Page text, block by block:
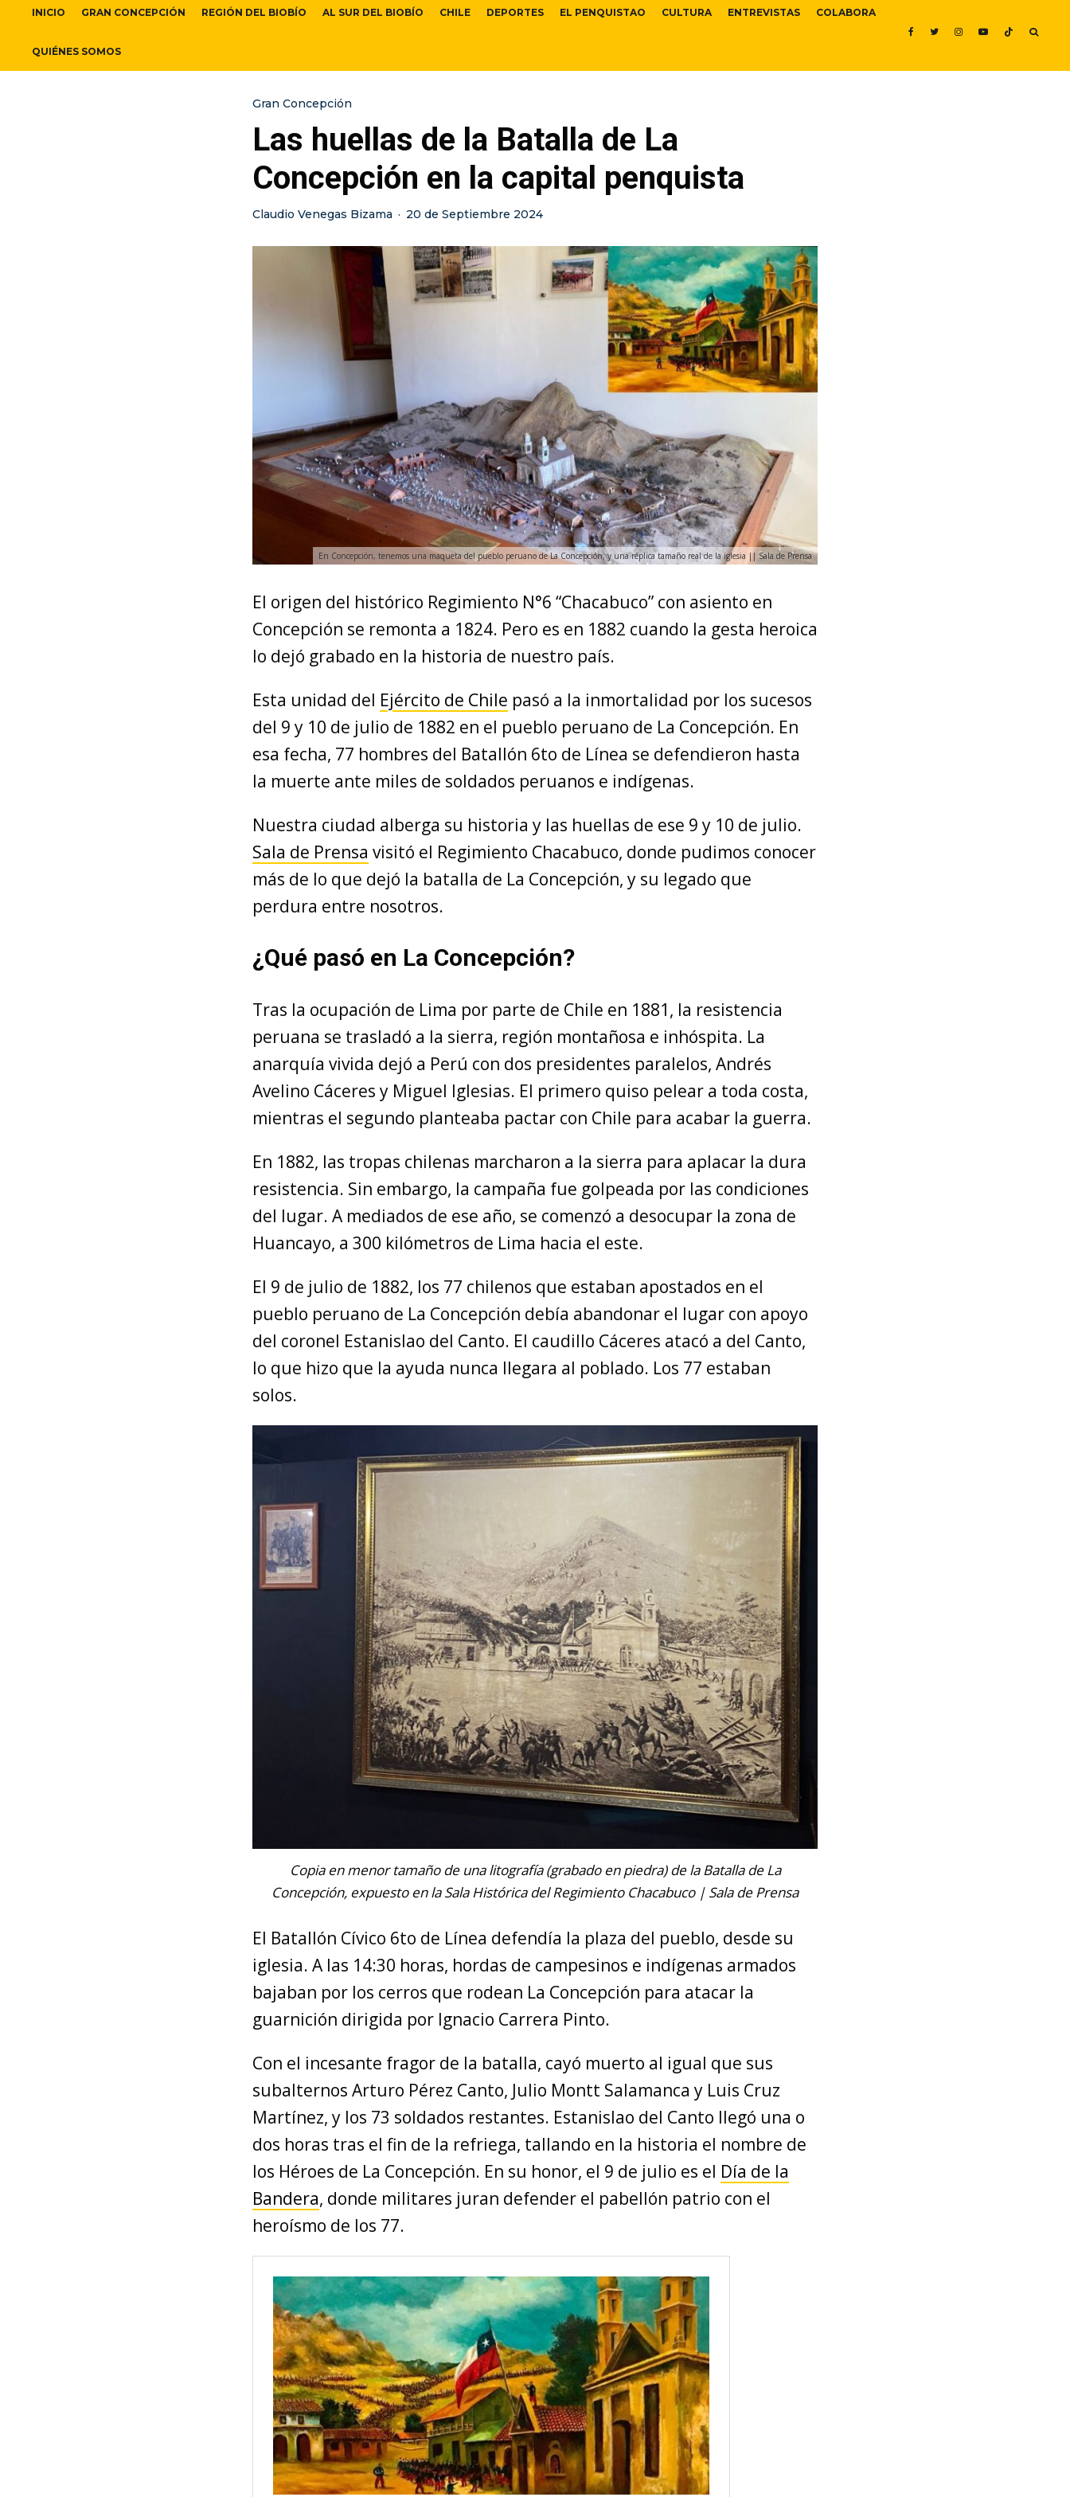
INICIO GRAN CONCEPCIÓN REGIÓN DEL BIOBÍO AL SUR DEL BIOBÍO CHILE DEPORTES EL PENQUISTAO CULTURA ENTREVISTAS COLABORA
QUIÉNES SOMOS
Gran Concepción
Las huellas de la Batalla de La
Concepción en la capital penquista
Claudio Venegas Bizama · 20 de Septiembre 2024
En Concepción, tenemos una maqueta del pueblo peruano de La Concepción, y una réplica tamaño real de la iglesia || Sala de Prensa
El origen del histórico Regimiento N°6 “Chacabuco” con asiento en
Concepción se remonta a 1824. Pero es en 1882 cuando la gesta heroica
lo dejó grabado en la historia de nuestro país.
Esta unidad del Ejército de Chile pasó a la inmortalidad por los sucesos
del 9 y 10 de julio de 1882 en el pueblo peruano de La Concepción. En
esa fecha, 77 hombres del Batallón 6to de Línea se defendieron hasta
la muerte ante miles de soldados peruanos e indígenas.
Nuestra ciudad alberga su historia y las huellas de ese 9 y 10 de julio.
Sala de Prensa visitó el Regimiento Chacabuco, donde pudimos conocer
más de lo que dejó la batalla de La Concepción, y su legado que
perdura entre nosotros.
¿Qué pasó en La Concepción?
Tras la ocupación de Lima por parte de Chile en 1881, la resistencia
peruana se trasladó a la sierra, región montañosa e inhóspita. La
anarquía vivida dejó a Perú con dos presidentes paralelos, Andrés
Avelino Cáceres y Miguel Iglesias. El primero quiso pelear a toda costa,
mientras el segundo planteaba pactar con Chile para acabar la guerra.
En 1882, las tropas chilenas marcharon a la sierra para aplacar la dura
resistencia. Sin embargo, la campaña fue golpeada por las condiciones
del lugar. A mediados de ese año, se comenzó a desocupar la zona de
Huancayo, a 300 kilómetros de Lima hacia el este.
El 9 de julio de 1882, los 77 chilenos que estaban apostados en el
pueblo peruano de La Concepción debía abandonar el lugar con apoyo
del coronel Estanislao del Canto. El caudillo Cáceres atacó a del Canto,
lo que hizo que la ayuda nunca llegara al poblado. Los 77 estaban
solos.
Copia en menor tamaño de una litografía (grabado en piedra) de la Batalla de La
Concepción, expuesto en la Sala Histórica del Regimiento Chacabuco | Sala de Prensa
El Batallón Cívico 6to de Línea defendía la plaza del pueblo, desde su
iglesia. A las 14:30 horas, hordas de campesinos e indígenas armados
bajaban por los cerros que rodean La Concepción para atacar la
guarnición dirigida por Ignacio Carrera Pinto.
Con el incesante fragor de la batalla, cayó muerto al igual que sus
subalternos Arturo Pérez Canto, Julio Montt Salamanca y Luis Cruz
Martínez, y los 73 soldados restantes. Estanislao del Canto llegó una o
dos horas tras el fin de la refriega, tallando en la historia el nombre de
los Héroes de La Concepción. En su honor, el 9 de julio es el Día de la
Bandera, donde militares juran defender el pabellón patrio con el
heroísmo de los 77.